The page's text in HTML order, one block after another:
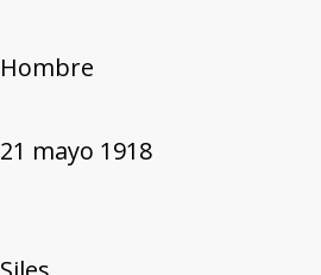
Hombre
21 mayo 1918